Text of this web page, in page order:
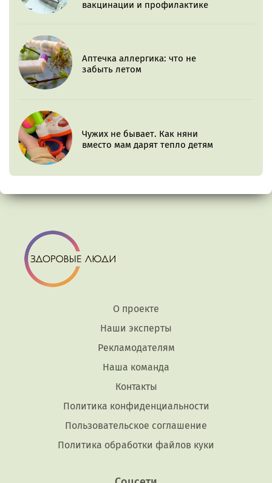
вакцинации и профилактике
Аптечка аллергика: что не
забыть летом
Чужих не бывает. Как няни
вместо мам дарят тепло детям
О проекте
Наши эксперты
Рекламодателям
Наша команда
Контакты
Политика конфиденциальности
Пользовательское соглашение
Политика обработки файлов куки